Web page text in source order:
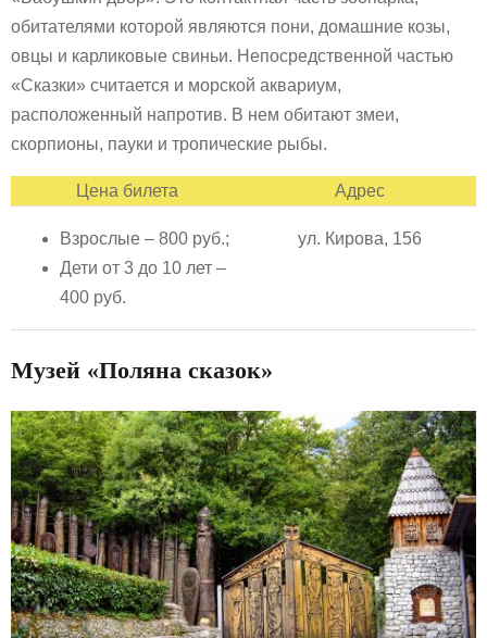
обитателями которой являются пони, домашние козы,
овцы и карликовые свиньи. Непосредственной частью
«Сказки» считается и морской аквариум,
расположенный напротив. В нем обитают змеи,
скорпионы, пауки и тропические рыбы.
Цена билета Адрес
Взрослые – 800 руб.;
Дети от 3 до 10 лет –
400 руб.
ул. Кирова, 156
Музей «Поляна сказок»